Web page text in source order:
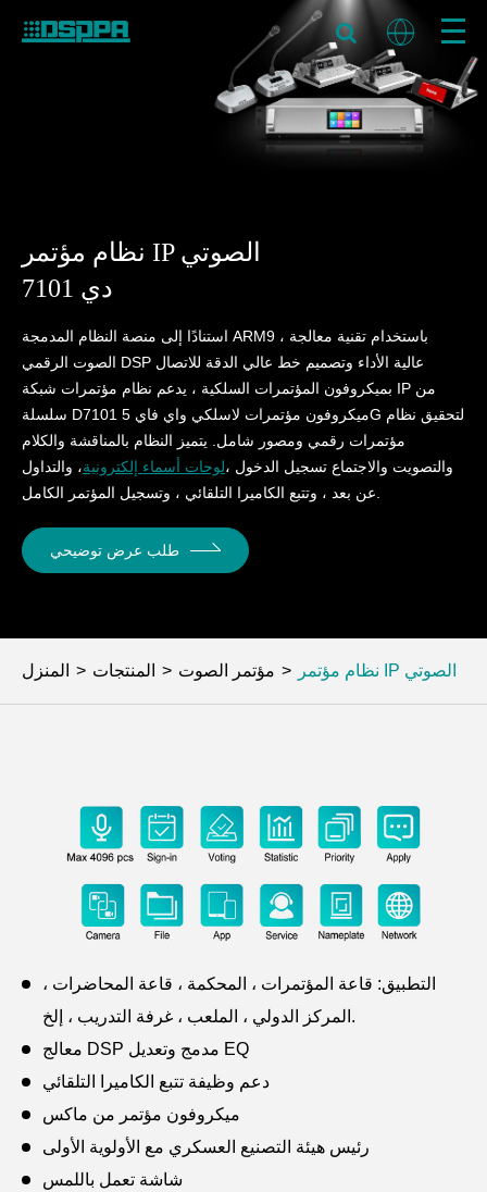
نظام مؤتمر IP الصوتي
دي 7101
استنادًا إلى منصة النظام المدمجة ARM9 ، باستخدام تقنية معالجة
الصوت الرقمي DSP عالية الأداء وتصميم خط عالي الدقة للاتصال
بميكروفون المؤتمرات السلكية ، يدعم نظام مؤتمرات شبكة IP من
سلسلة D7101 ميكروفون مؤتمرات لاسلكي واي فاي 5G لتحقيق نظام
مؤتمرات رقمي ومصور شامل. يتميز النظام بالمناقشة والكلام
والتصويت والاجتماع تسجيل الدخول ،لوحات أسماء إلكترونية، والتداول
عن بعد ، وتتبع الكاميرا التلقائي ، وتسجيل المؤتمر الكامل.
طلب عرض توضيحي
المنزل المنتجات مؤتمر الصوت نظام مؤتمر IP الصوتي
التطبيق: قاعة المؤتمرات ، المحكمة ، قاعة المحاضرات ،
المركز الدولي ، الملعب ، غرفة التدريب ، إلخ.
معالج DSP مدمج وتعديل EQ
دعم وظيفة تتبع الكاميرا التلقائي
ميكروفون مؤتمر من ماكس
رئيس هيئة التصنيع العسكري مع الأولوية الأولى
شاشة تعمل باللمس